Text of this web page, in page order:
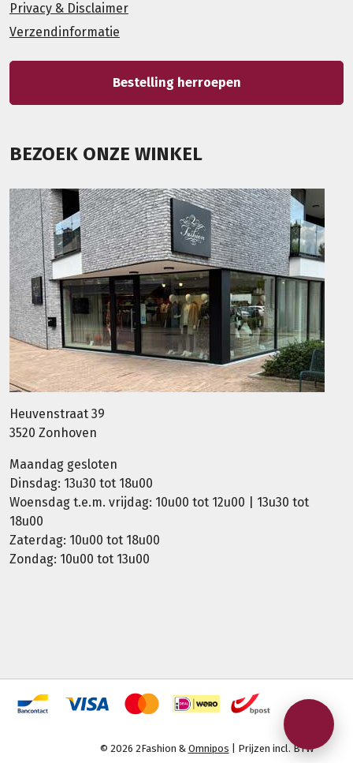
Privacy & Disclaimer
Verzendinformatie
Bestelling herroepen
BEZOEK ONZE WINKEL
Heuvenstraat 39
3520 Zonhoven
Maandag gesloten
Dinsdag: 13u30 tot 18u00
Woensdag t.e.m. vrijdag: 10u00 tot 12u00 | 13u30 tot
18u00
Zaterdag: 10u00 tot 18u00
Zondag: 10u00 tot 13u00
© 2026 2Fashion & Omnipos | Prijzen incl. BTW